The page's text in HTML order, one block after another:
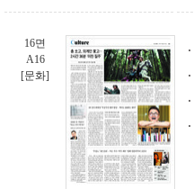
16면
A16
[문화]